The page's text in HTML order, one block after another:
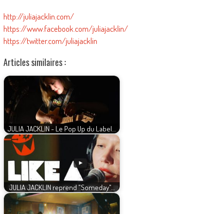
http://juliajacklin.com/
https://www.facebook.com/juliajacklin/
https://twitter.com/juliajacklin
Articles similaires :
JULIA JACKLIN - Le Pop Up du Label…
JULIA JACKLIN reprend "Someday"…